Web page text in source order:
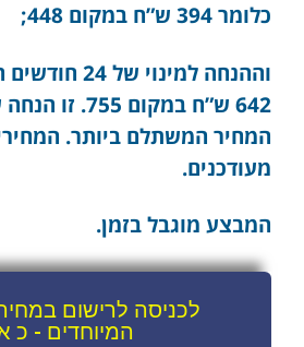
כלומר 394 ש”ח במקום 448;
642 ש”ח במקום
המחיר המשתלם ביותר.
מעודכנים.
המבצע מוגבל בזמן.
לכניסה לרישום
המיוחדים - כ